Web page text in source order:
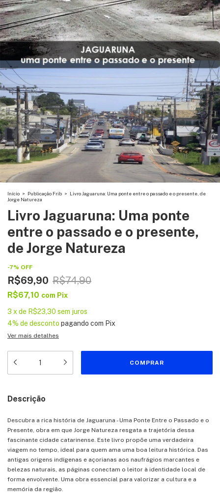
Início > Publicação Frib > Livro Jaguaruna: Uma ponte entre o passado e o presente, de
Jorge Natureza
Livro Jaguaruna: Uma ponte
entre o passado e o presente,
de Jorge Natureza
-7% OFF
R$69,90 R$74,90
R$67,10 com Pix
3 x de R$23,30 sem juros
4% de desconto pagando com Pix
Ver mais detalhes
Descrição
Descubra a rica história de Jaguaruna - Uma Ponte Entre o Passado e o
Presente, obra em que Jorge Natureza resgata a trajetória dessa
fascinante cidade catarinense. Este livro propõe uma verdadeira
viagem no tempo, ideal para quem ama uma boa leitura histórica. Das
antigas origens indígenas e açorianas aos naufrágios marcantes e
belezas naturais, as páginas conectam o leitor à identidade local de
forma envolvente. Uma obra essencial para valorizar a cultura e a
memória da região.